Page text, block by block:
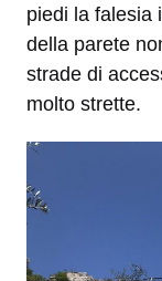
piedi la falesia
della parete
strade di
molto strette.